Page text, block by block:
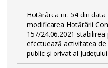
Hotărârea nr. 54 din
modificarea Hotărârii
157/24.06.2021
efectuează activitatea
public şi privat al